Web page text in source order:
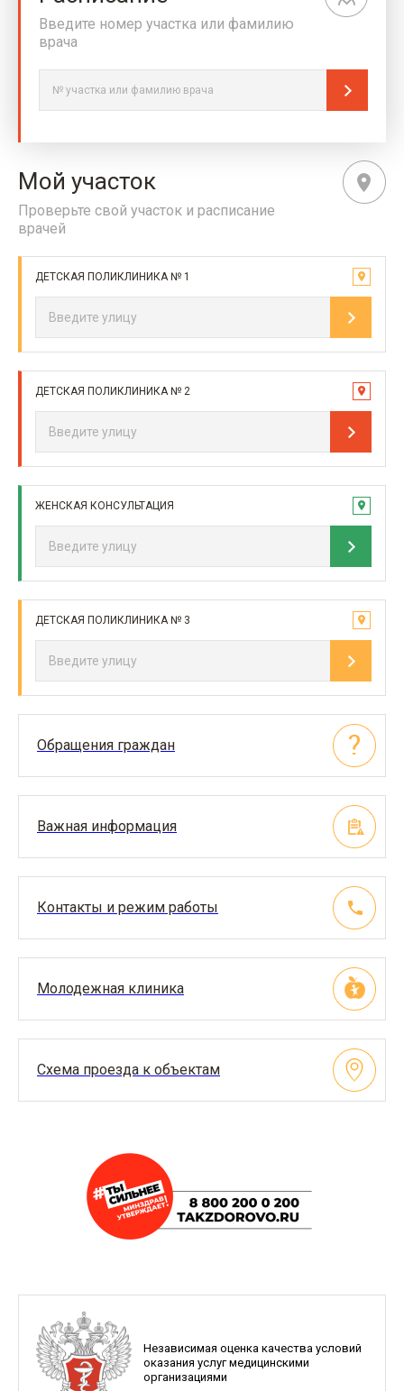
Введите номер участка или фамилию
врача
Мой участок
Проверьте свой участок и расписание
врачей
ДЕТСКАЯ ПОЛИКЛИНИКА № 1
ДЕТСКАЯ ПОЛИКЛИНИКА № 2
ЖЕНСКАЯ КОНСУЛЬТАЦИЯ
ДЕТСКАЯ ПОЛИКЛИНИКА № 3
Обращения граждан
Важная информация
Контакты и режим работы
Молодежная клиника
Схема проезда к объектам
Независимая оценка качества условий
оказания услуг медицинскими
организациями